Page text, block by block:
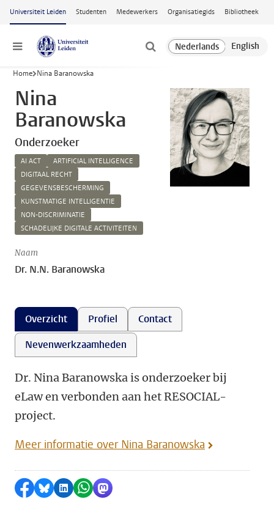
Ga naar hoofdinhoud
Universiteit Leiden Studenten Medewerkers Organisatiegids Bibliotheek
Menu
Home Nina Baranowska
Nina
Baranowska
Onderzoeker
AI ACT
ARTIFICIAL INTELLIGENCE
DIGITAAL RECHT
GEGEVENSBESCHERMING
KUNSTMATIGE INTELLIGENTIE
NON-DISCRIMINATIE
SCHADELIJKE DIGITALE ACTIVITEITEN
Naam
Dr. N.N. Baranowska
Overzicht Profiel
Contact
Nevenwerkzaamheden
Dr. Nina Baranowska is onderzoeker bij
eLaw en verbonden aan het RESOCIAL-
project.
Meer informatie over Nina Baranowska
Delen op Facebook
Delen via Bluesky
Delen op LinkedIn
Delen via WhatsApp
Delen via Mastodon